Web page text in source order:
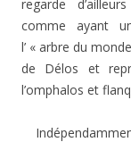
regarde
comme ayant
l’ « arbre du
de Délos et
l’omphalos et